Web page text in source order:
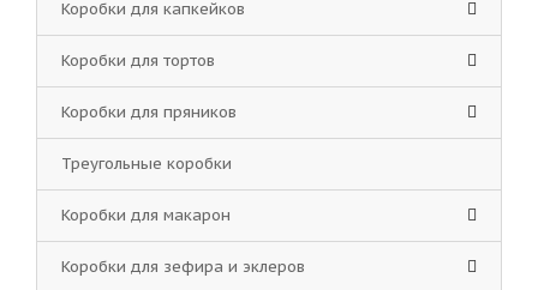
Коробки для капкейков
Коробки для тортов
Коробки для пряников
Треугольные коробки
Коробки для макарон
Коробки для зефира и эклеров